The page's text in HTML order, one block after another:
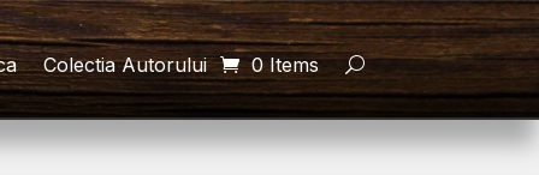
Colectia Autorului 0 Items